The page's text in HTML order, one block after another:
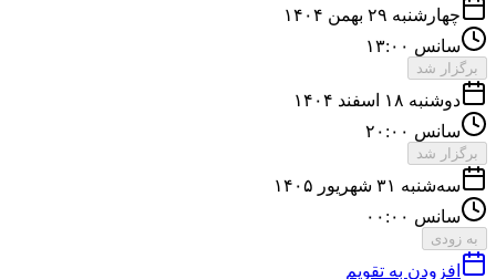
چهارشنبه ۲۹ بهمن ۱۴۰۴
سانس ۱۳:۰۰
برگزار شد
دوشنبه ۱۸ اسفند ۱۴۰۴
سانس ۲۰:۰۰
برگزار شد
سه‌شنبه ۳۱ شهریور ۱۴۰۵
سانس ۰۰:۰۰
به زودی
افزودن به تقویم